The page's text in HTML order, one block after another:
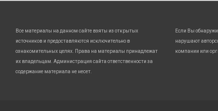
Все материалы на данном сайте взяты из открытых
источников и предоставляются исключительно в
ознакомительных целях. Права на материалы принадлежат
их владельцам. Администрация сайта ответственности за
содержание материала не несет.
Если Вы
нарушают
компании или